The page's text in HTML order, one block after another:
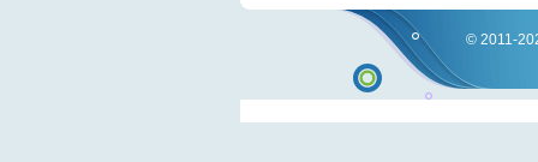
© 2011-